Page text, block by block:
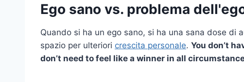
Ego sano vs. problema
Quando si ha un ego sano, si ha una sana dose
spazio per ulteriori crescita personale. You don’t
don’t need to feel like a winner in all